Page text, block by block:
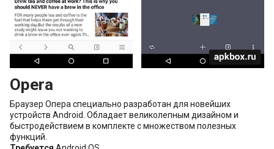
Opera
Браузер Опера специально разработан для новейших
устройств Android. Обладает великолепным дизайном и
быстродействием в комплекте с множеством полезных
функций.